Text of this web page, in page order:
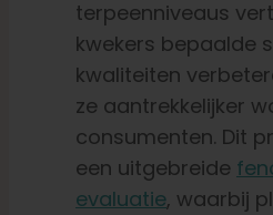
terpeenniveaus
kwekers bepaalde
kwaliteiten
ze aantrekkelijker
consumenten. Dit
een uitgebreide
evaluatie, waarbij